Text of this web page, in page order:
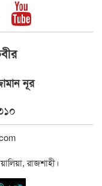
নূর
রাজশাহী।